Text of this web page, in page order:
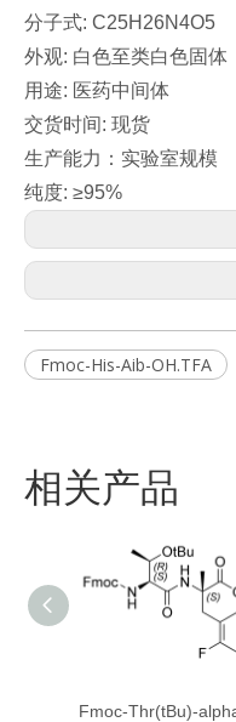
分子式: C25H26N4O5
外观: 白色至类白色固体
用途: 医药中间体
交货时间: 现货
生产能力：实验室规模
纯度: ≥95%
Fmoc-His-Aib-OH.TFA
相关产品